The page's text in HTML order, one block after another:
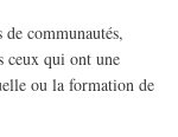
communautés,
ceux qui ont une
ou la formation de